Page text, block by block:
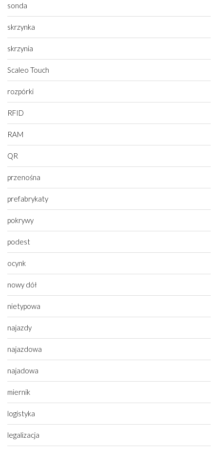
sonda
skrzynka
skrzynia
Scaleo Touch
rozpórki
RFID
RAM
QR
przenośna
prefabrykaty
pokrywy
podest
ocynk
nowy dół
nietypowa
najazdy
najazdowa
najadowa
miernik
logistyka
legalizacja